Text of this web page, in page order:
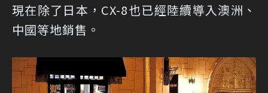
現在除了日本，CX-8也已經陸續導入澳洲、
中國等地銷售。